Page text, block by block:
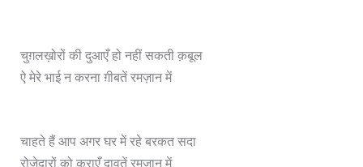
चुग़लख़ोरों की दुआएँ हो नहीं सकती क़बूल
ऐ मेरे भाई न करना ग़ीबतें रमज़ान में
चाहते हैं आप अगर घर में रहे बरकत सदा
रोज़ेदारों को कराएँ दावतें रमज़ान में